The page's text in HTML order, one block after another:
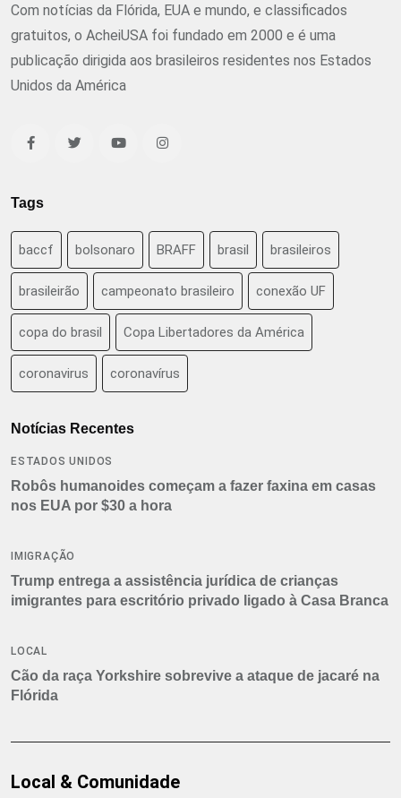
Com notícias da Flórida, EUA e mundo, e classificados
gratuitos, o AcheiUSA foi fundado em 2000 e é uma
publicação dirigida aos brasileiros residentes nos Estados
Unidos da América
Tags
baccf bolsonaro BRAFF brasil brasileiros
brasileirão campeonato brasileiro conexão UF
copa do brasil Copa Libertadores da América
coronavirus coronavírus
Notícias Recentes
ESTADOS UNIDOS
Robôs humanoides começam a fazer faxina em casas
nos EUA por $30 a hora
IMIGRAÇÃO
Trump entrega a assistência jurídica de crianças
imigrantes para escritório privado ligado à Casa Branca
LOCAL
Cão da raça Yorkshire sobrevive a ataque de jacaré na
Flórida
Local & Comunidade